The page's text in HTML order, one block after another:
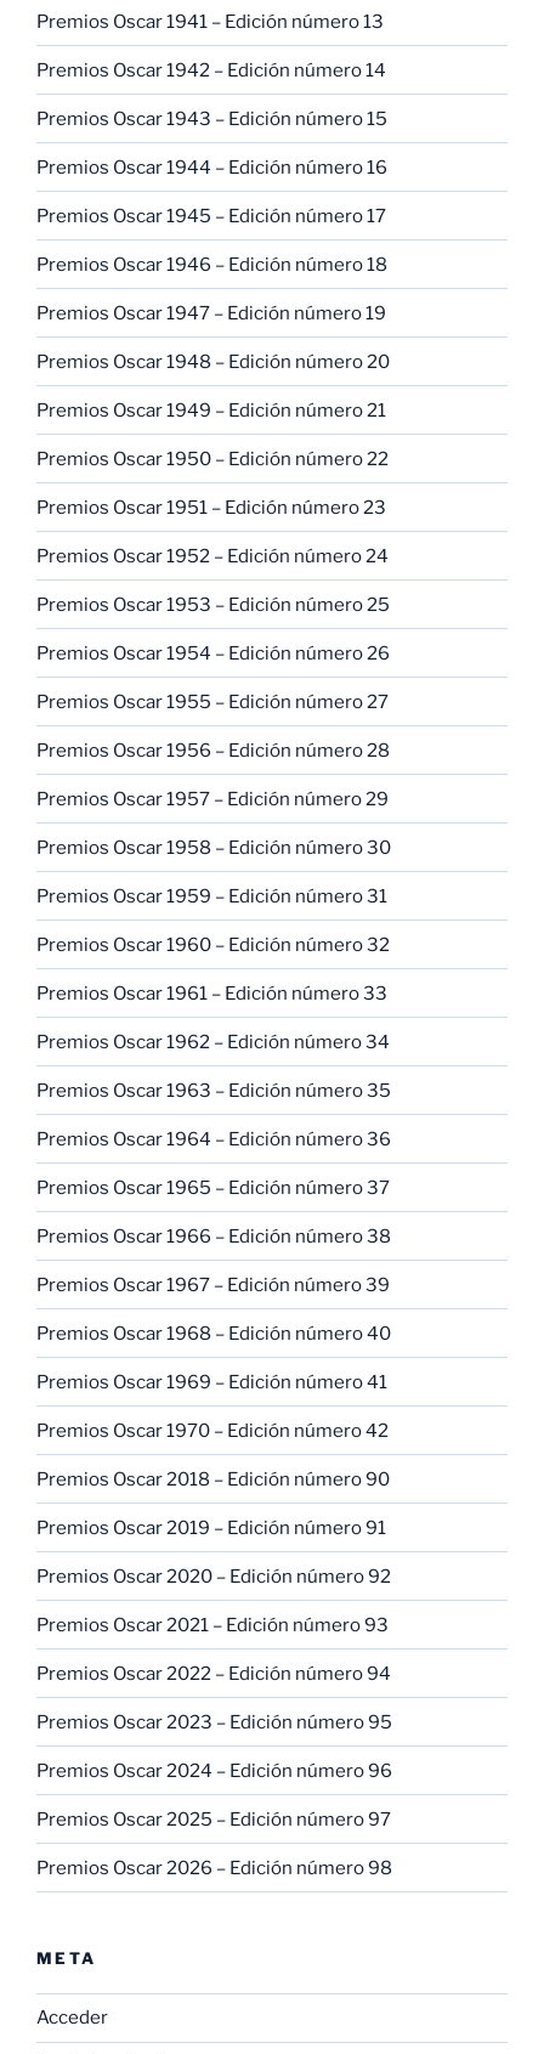
Premios Oscar 1941 – Edición número 13
Premios Oscar 1942 – Edición número 14
Premios Oscar 1943 – Edición número 15
Premios Oscar 1944 – Edición número 16
Premios Oscar 1945 – Edición número 17
Premios Oscar 1946 – Edición número 18
Premios Oscar 1947 – Edición número 19
Premios Oscar 1948 – Edición número 20
Premios Oscar 1949 – Edición número 21
Premios Oscar 1950 – Edición número 22
Premios Oscar 1951 – Edición número 23
Premios Oscar 1952 – Edición número 24
Premios Oscar 1953 – Edición número 25
Premios Oscar 1954 – Edición número 26
Premios Oscar 1955 – Edición número 27
Premios Oscar 1956 – Edición número 28
Premios Oscar 1957 – Edición número 29
Premios Oscar 1958 – Edición número 30
Premios Oscar 1959 – Edición número 31
Premios Oscar 1960 – Edición número 32
Premios Oscar 1961 – Edición número 33
Premios Oscar 1962 – Edición número 34
Premios Oscar 1963 – Edición número 35
Premios Oscar 1964 – Edición número 36
Premios Oscar 1965 – Edición número 37
Premios Oscar 1966 – Edición número 38
Premios Oscar 1967 – Edición número 39
Premios Oscar 1968 – Edición número 40
Premios Oscar 1969 – Edición número 41
Premios Oscar 1970 – Edición número 42
Premios Oscar 2018 – Edición número 90
Premios Oscar 2019 – Edición número 91
Premios Oscar 2020 – Edición número 92
Premios Oscar 2021 – Edición número 93
Premios Oscar 2022 – Edición número 94
Premios Oscar 2023 – Edición número 95
Premios Oscar 2024 – Edición número 96
Premios Oscar 2025 – Edición número 97
Premios Oscar 2026 – Edición número 98
META
Acceder